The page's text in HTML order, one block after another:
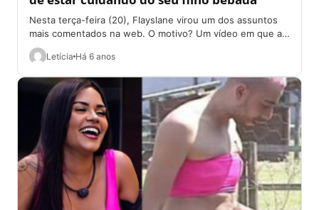
Nesta terça-feira (20), Flayslane virou um dos assuntos
mais comentados na web. O motivo? Um vídeo em que a
ex participante aparece...
Letícia Há 6 anos